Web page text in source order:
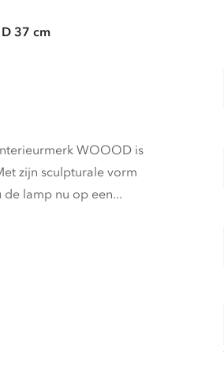
37 cm
WOOOD is
zijn sculpturale vorm
lamp nu op een...